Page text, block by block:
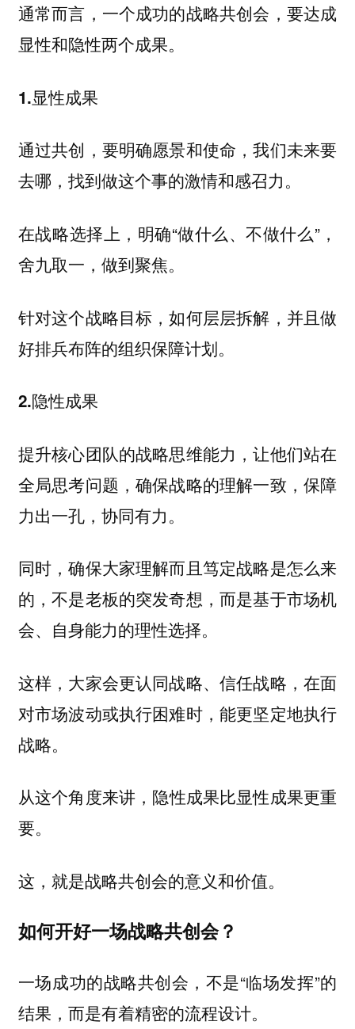
通常而言，一个成功的战略共创会，要达成
显性和隐性两个成果。
1.显性成果
通过共创，要明确愿景和使命，我们未来要
去哪，找到做这个事的激情和感召力。
在战略选择上，明确“做什么、不做什么”，
舍九取一，做到聚焦。
针对这个战略目标，如何层层拆解，并且做
好排兵布阵的组织保障计划。
2.隐性成果
提升核心团队的战略思维能力，让他们站在
全局思考问题，确保战略的理解一致，保障
力出一孔，协同有力。
同时，确保大家理解而且笃定战略是怎么来
的，不是老板的突发奇想，而是基于市场机
会、自身能力的理性选择。
这样，大家会更认同战略、信任战略，在面
对市场波动或执行困难时，能更坚定地执行
战略。
从这个角度来讲， 隐性成果比显性成果更重
要。
这，就是战略共创会的意义和价值。
如何开好一场战略共创会？
一场成功的战略共创会，不是“临场发挥”的
结果，而是有着精密的流程设计。